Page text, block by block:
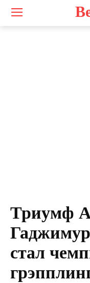
Триумф
стал